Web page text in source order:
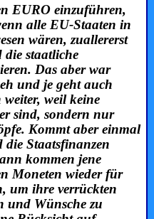
EURO einzuführen,
alle EU-Staaten in
wären, zuallererst
die staatliche
Das aber war
und je geht auch
weil keine
sind, sondern nur
Kommt aber einmal
die Staatsfinanzen
kommen jene
Moneten wieder für
um ihre verrückten
und Wünsche zu